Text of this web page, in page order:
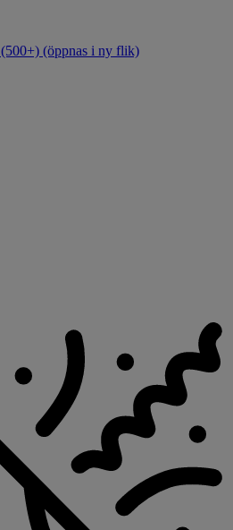
(500+) (öppnas i ny flik)